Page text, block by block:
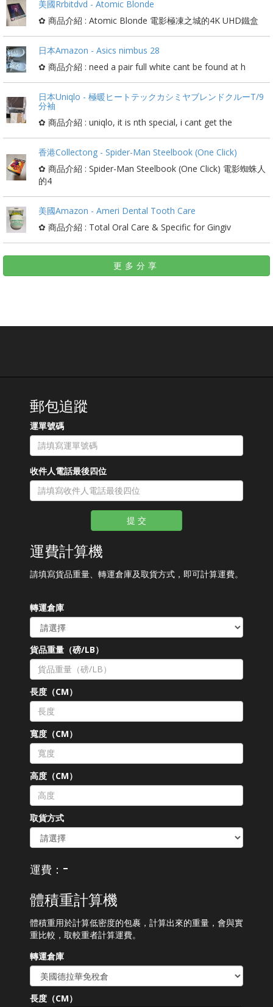
美國Rrbitdvd - Atomic Blonde
✿ 商品介紹 : Atomic Blonde 電影極凍之城的4K UHD鐵盒
日本Amazon - Asics nimbus 28
✿ 商品介紹 : need a pair full white cant be found at h
日本Uniqlo - 極暖ヒートテックカシミヤブレンドクルーT/9
分袖
✿ 商品介紹 : uniqlo, it is nth special, i cant get the
香港Collectong - Spider-Man Steelbook (One Click)
✿ 商品介紹 : Spider-Man Steelbook (One Click) 電影蜘蛛人
的4
美國Amazon - Ameri Dental Tooth Care
✿ 商品介紹 : Total Oral Care & Specific for Gingiv
更多分享
郵包追蹤
運單號碼
收件人電話最後四位
提 交
運費計算機
請填寫貨品重量、轉運倉庫及取貨方式，即可計算運費。
轉運倉庫
貨品重量（磅/LB）
長度（CM）
寬度（CM）
高度（CM）
取貨方式
運費： -
體積重計算機
體積重用於計算低密度的包裹，計算出來的重量，會與實
重比較，取較重者計算運費。
轉運倉庫
長度（CM）